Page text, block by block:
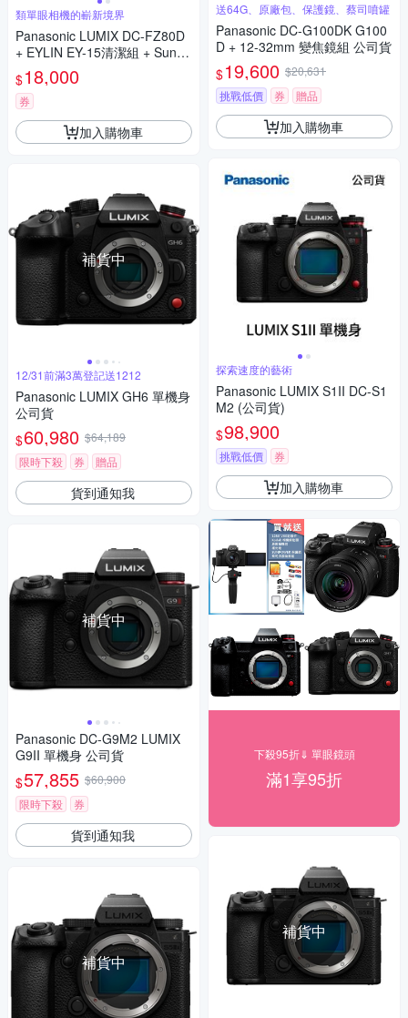
類單眼相機的嶄新境界
Panasonic LUMIX DC-FZ80D
+ EYLIN EY-15清潔組 + SunLi
ght ZY-2614相機包 + EirMai 銳
瑪 HD-100C電子除濕卡 FZ80
D (公司貨)
$18,000
券
加入購物車
補貨中
12/31前滿3萬登記送1212
Panasonic LUMIX GH6 單機身
公司貨
$60,980 $64,189
限時下殺
券 贈品
貨到通知我
補貨中
Panasonic DC-G9M2 LUMIX
G9II 單機身 公司貨
$57,855 $60,900
限時下殺
券
貨到通知我
補貨中
送64G、原廠包、保護鏡、蔡司噴罐
Panasonic DC-G100DK G100
D + 12-32mm 變焦鏡組 公司貨
$19,600 $20,631
挑戰低價
券 贈品
加入購物車
探索速度的藝術
Panasonic LUMIX S1II DC-S1
M2 (公司貨)
$98,900
挑戰低價 券
加入購物車
下殺95折⇓ 單眼鏡頭
滿1享95折
補貨中